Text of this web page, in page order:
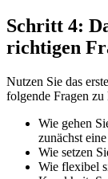
Schritt 4:
richtigen
Nutzen Sie das
folgende Fragen zu
Wie gehen
zunächst
Wie setzen
Wie flexibel